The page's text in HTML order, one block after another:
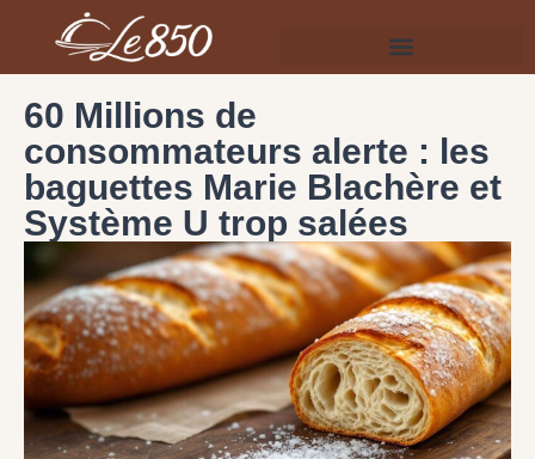
60 Millions de
consommateurs alerte : les
baguettes Marie Blachère et
Système U trop salées